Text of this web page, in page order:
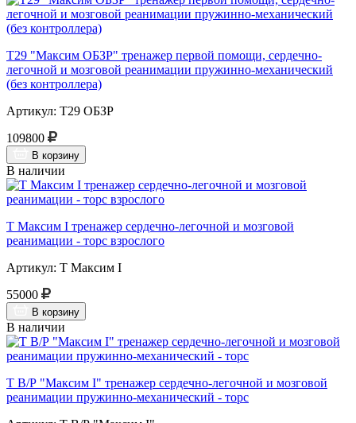
Т29 "Максим ОБЗР" тренажер первой помощи, сердечно-
легочной и мозговой реанимации пружинно-механический
(без контроллера)
Артикул: Т29 ОБЗР
109800
В корзину
В наличии
Т Максим I тренажер сердечно-легочной и мозговой
реанимации - торс взрослого
Артикул: Т Максим I
55000
В корзину
В наличии
Т В/Р "Максим I" тренажер сердечно-легочной и мозговой
реанимации пружинно-механический - торс